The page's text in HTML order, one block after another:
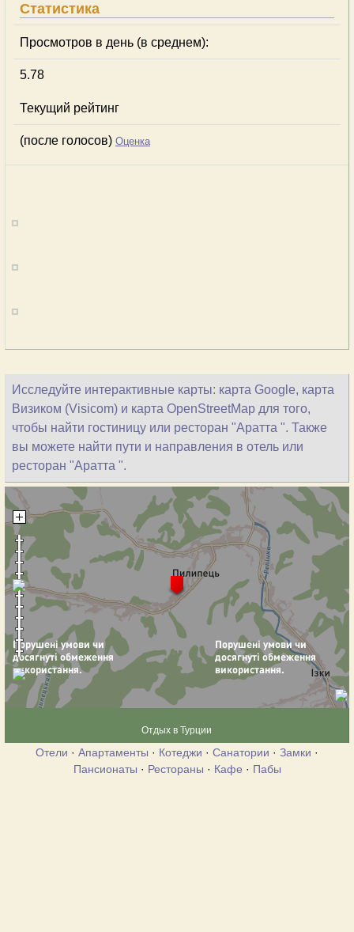
Статистика
Просмотров в день (в среднем):
5.78
Текущий рейтинг
(после голосов) Оценка
Исследуйте интерактивные карты: карта Google, карта
Визиком (Visicom) и карта OpenStreetMap для того,
чтобы найти гостиницу или ресторан "Аратта ". Также
вы можете найти пути и направления в отель или
ресторан "Аратта ".
Отдых в Турции
Отели · Апартаменты · Котеджи · Санатории · Замки ·
Пансионаты · Рестораны · Кафе · Пабы